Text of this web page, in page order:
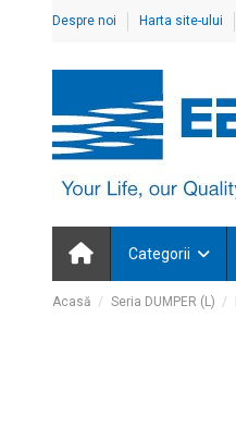
Despre noi Harta site-ului
Categorii
Acasă Seria DUMPER (L)